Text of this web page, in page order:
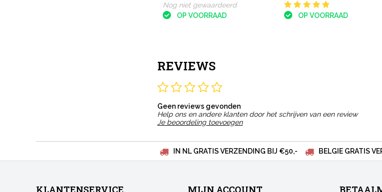
Nog niet gewaardeerd
OP VOORRAAD
OP VOORRAAD
REVIEWS
Geen reviews gevonden
Help ons en andere klanten door het schrijven van een review
Je beoordeling toevoegen
IN NL GRATIS VERZENDING BIJ €50,- BELGIE GRATIS